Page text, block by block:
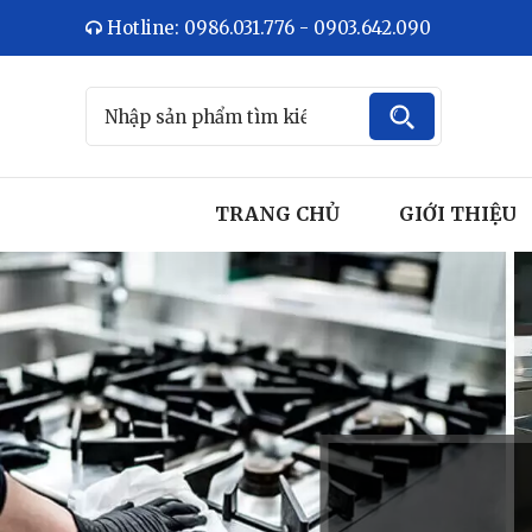
Hotline: 0986.031.776 - 0903.642.090
TRANG CHỦ GIỚI THIỆU